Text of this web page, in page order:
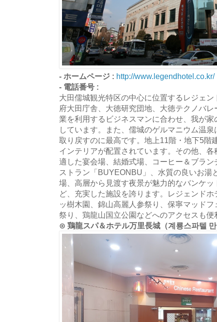
- ホームページ : http://www.legendhotel.co.kr/
- 電話番号 :
大田儒城観光特区の中心に位置するレジェ
府大田庁舎、大徳研究団地、大徳テクノバ
業を利用するビジネスマンに合わせ、我が
しています。また、儒城のゲルマニウム温
取り戻すのに最高です。地上11階・地下5階
インテリアが配置されています。その他、
適した宴会場、結婚式場、コーヒー＆ブラ
ストラン「BUYEONBU」、水質の良いお湯
場、高層から見渡す夜景が魅力的なバンケ
ど、充実した施設を誇ります。レジェンド
ッ樹木園、錦山高麗人参祭り、保寧マッド
祭り、鶏龍山国立公園などへのアクセスも便
⊙ 鶏龍スパ＆ホテル万里長城（계룡스파텔